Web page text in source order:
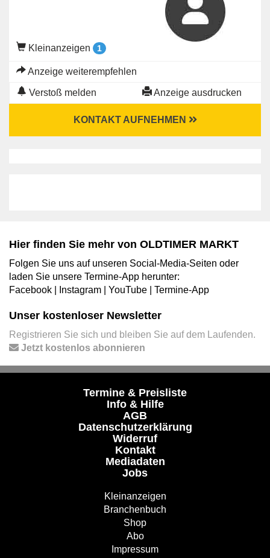
Kleinanzeigen 1
Anzeige weiterempfehlen
Verstoß melden Anzeige ausdrucken
KONTAKT AUFNEHMEN
Hier finden Sie mehr von OLDTIMER MARKT
Folgen Sie uns auf unseren Social-Media-Seiten oder
laden Sie unsere Termine-App herunter:
Facebook
Instagram YouTube Termine-App
Unser kostenloser Newsletter
Registrieren Sie sich und bleiben Sie auf dem Laufenden.
Jetzt kostenlos abonnieren
Termine & Preisliste
Info & Hilfe
AGB
Datenschutzerklärung
Widerruf
Kontakt
Mediadaten
Jobs
Kleinanzeigen
Branchenbuch
Shop
Abo
Impressum